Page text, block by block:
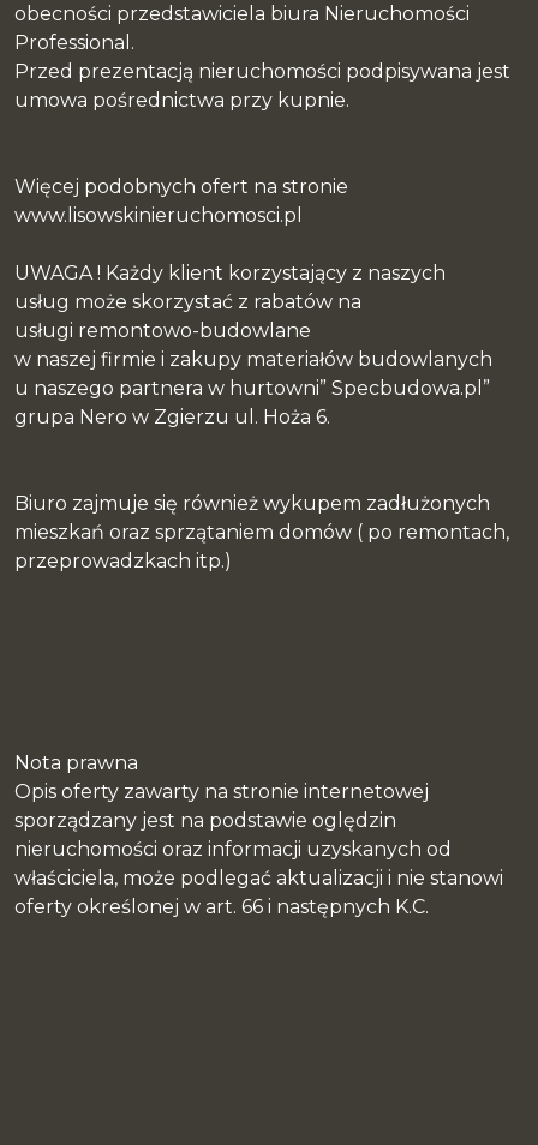
obecności przedstawiciela biura Nieruchomości
Professional.
Przed prezentacją nieruchomości podpisywana jest
umowa pośrednictwa przy kupnie.
Więcej podobnych ofert na stronie
www.lisowskinieruchomosci.pl
UWAGA ! Każdy klient korzystający z naszych
usług może skorzystać z rabatów na
usługi remontowo-budowlane
w naszej firmie i zakupy materiałów budowlanych
u naszego partnera w hurtowni” Specbudowa.pl”
grupa Nero w Zgierzu ul. Hoża 6.
Biuro zajmuje się również wykupem zadłużonych
mieszkań oraz sprzątaniem domów ( po remontach,
przeprowadzkach itp.)
Nota prawna
Opis oferty zawarty na stronie internetowej
sporządzany jest na podstawie oględzin
nieruchomości oraz informacji uzyskanych od
właściciela, może podlegać aktualizacji i nie stanowi
oferty określonej w art. 66 i następnych K.C.